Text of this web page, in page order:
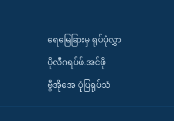
ရေမြေခြားမှ ရုပ်ပုံလွှာ
ပိုလီဂရပ်ဖ်.အင်ဖို
ဗွီအိုအေ ပုံပြရုပ်သံ